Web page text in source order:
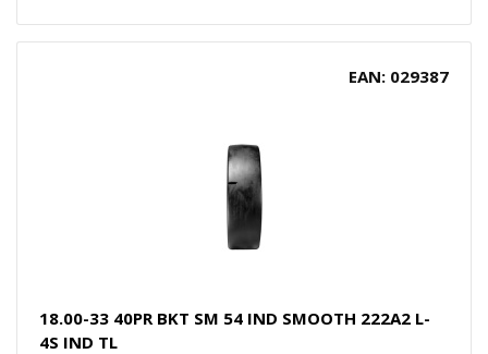
EAN: 029387
18.00-33 40PR BKT SM 54 IND SMOOTH 222A2 L-
4S IND TL